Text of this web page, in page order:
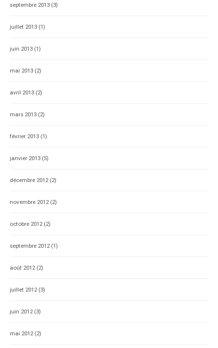
septembre 2013 (3)
juillet 2013 (1)
juin 2013 (1)
mai 2013 (2)
avril 2013 (2)
mars 2013 (2)
février 2013 (1)
janvier 2013 (5)
décembre 2012(2)
novembre 2012(2)
octobre 2012(2)
septembre 2012(1)
août 2012(2)
juillet 2012(3)
juin 2012(3)
mai 2012(2)